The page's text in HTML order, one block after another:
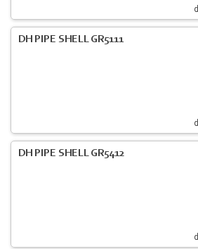
DH PIPE SHELL GR5111
DH PIPE SHELL GR5412